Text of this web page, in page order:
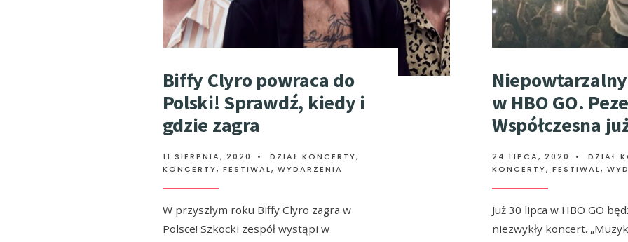
Biffy Clyro powraca do
Polski! Sprawdź, kiedy i
gdzie zagra
11 SIERPNIA, 2020 • DZIAŁ KONCERTY,
KONCERTY, FESTIWAL, WYDARZENIA
W przyszłym roku Biffy Clyro zagra w
Polsce! Szkocki zespół wystąpi w
w HBO GO.
Współczesna
24 LIPCA, 2020 •
DZIAŁ
KONCERTY, FESTIWAL,
Już 30 lipca w HBO GO
niezwykły koncert.